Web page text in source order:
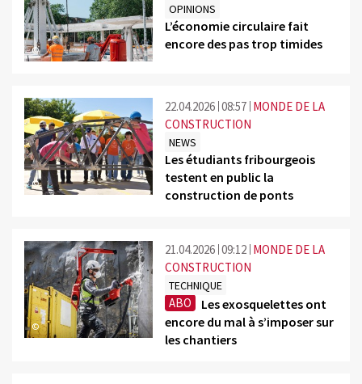
©
OPINIONS
L’économie circulaire fait
encore des pas trop timides
©
22.04.2026 08:57 MONDE DE LA
CONSTRUCTION
NEWS
Les étudiants fribourgeois
testent en public la
construction de ponts
©
21.04.2026 09:12 MONDE DE LA
CONSTRUCTION
TECHNIQUE
ABO
Les exosquelettes ont
encore du mal à s’imposer sur
les chantiers